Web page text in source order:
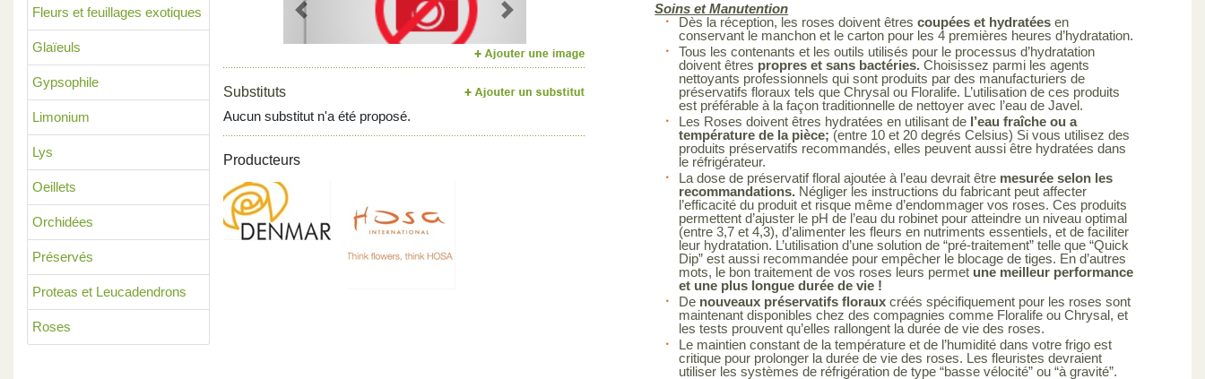
Fleurs et feuillages exotiques
Glaïeuls
Gypsophile
Limonium
Lys
Oeillets
Orchidées
Préservés
Proteas et Leucadendrons
Roses
Previous Next
Substituts
Aucun substitut n'a été proposé.
Producteurs
Soins et Manutention
Dès la réception, les roses doivent êtrescoupées et hydratées en
conservant le manchon et le carton pour les 4 premières heures d’hydratation.
Tous les contenants et les outils utilisés pour le processus d’hydratation
doivent êtres propres et sans bactéries. Choisissez parmi les agents
nettoyants professionnels qui sont produits par des manufacturiers de
préservatifs floraux tels que Chrysal ou Floralife. L’utilisation de ces produits
est préférable à la façon traditionnelle de nettoyer avec l’eau de Javel.
Les Roses doivent êtres hydratées en utilisant de l’eau fraîche ou a
température de la pièce; (entre 10 et 20 degrés Celsius) Si vous utilisez des
produits préservatifs recommandés, elles peuvent aussi être hydratées dans
le réfrigérateur.
La dose de préservatif floral ajoutée à l’eau devrait être mesurée selon les
recommandations. Négliger les instructions du fabricant peut affecter
l’efficacité du produit et risque même d’endommager vos roses. Ces produits
permettent d’ajuster le pH de l’eau du robinet pour atteindre un niveau optimal
(entre 3,7 et 4,3), d’alimenter les fleurs en nutriments essentiels, et de faciliter
leur hydratation. L’utilisation d’une solution de “pré-traitement” telle que “Quick
Dip” est aussi recommandée pour empêcher le blocage de tiges. En d’autres
mots, le bon traitement de vos roses leurs permet une meilleur performance
et une plus longue durée de vie !
De nouveaux préservatifs floraux créés spécifiquement pour les roses sont
maintenant disponibles chez des compagnies comme Floralife ou Chrysal, et
les tests prouvent qu’elles rallongent la durée de vie des roses.
Le maintien constant de la température et de l’humidité dans votre frigo est
critique pour prolonger la durée de vie des roses. Les fleuristes devraient
utiliser les systèmes de réfrigération de type “basse vélocité” ou “à gravité”.